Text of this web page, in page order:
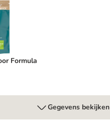
Formula met Kalkoen
Formula
Gegevens bekijken